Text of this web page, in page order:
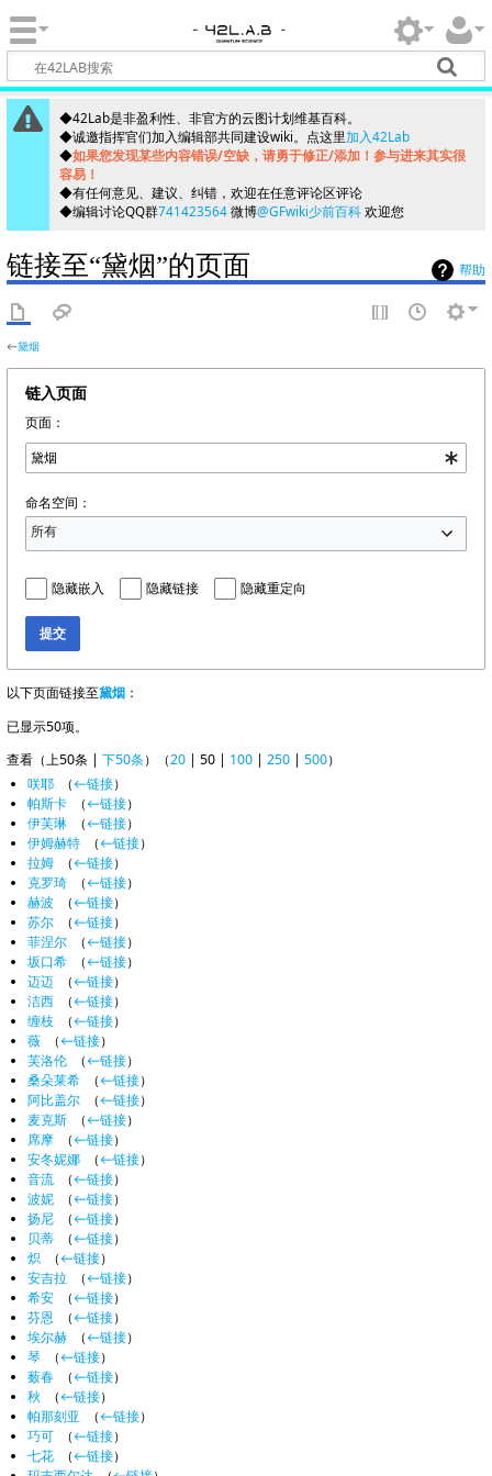
◆42Lab是非盈利性、非官方的云图计划维基百科。
◆诚邀指挥官们加入编辑部共同建设wiki。点这里加入42Lab
◆如果您发现某些内容错误/空缺，请勇于修正/添加！参与进来其实很
容易！
◆有任何意见、建议、纠错，欢迎在任意评论区评论
◆编辑讨论QQ群741423564微博@GFwiki少前百科欢迎您
帮助
链接至“黛烟”的页面
←黛烟
链入页面
页面：
命名空间：
所有
隐藏嵌入 隐藏链接 隐藏重定向
提交
以下页面链接至黛烟：
已显示50项。
查看（上50条 | 下50条）（20| 50| 100| 250| 500）
咲耶
（←链接）
帕斯卡
（←链接）
伊芙琳
（←链接）
伊姆赫特
（←链接）
拉姆
（←链接）
克罗琦
（←链接）
赫波
（←链接）
苏尔
（←链接）
菲涅尔
（←链接）
坂口希
（←链接）
迈迈
（←链接）
洁西
（←链接）
缠枝
（←链接）
薇
（←链接）
芙洛伦
（←链接）
桑朵莱希
（←链接）
阿比盖尔
（←链接）
麦克斯
（←链接）
席摩
（←链接）
安冬妮娜
（←链接）
音流
（←链接）
波妮
（←链接）
扬尼
（←链接）
贝蒂
（←链接）
炽
（←链接）
安吉拉
（←链接）
希安
（←链接）
芬恩
（←链接）
埃尔赫
（←链接）
琴
（←链接）
薮春
（←链接）
秋
（←链接）
帕那刻亚
（←链接）
巧可
（←链接）
七花
（←链接）